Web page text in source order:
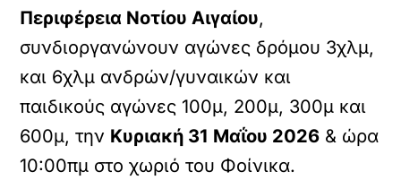
Περιφέρεια Νοτίου Αιγαίου,
συνδιοργανώνουν αγώνες δρόμου 3χλμ,
και 6χλμ ανδρών/γυναικών και
παιδικούς αγώνες 100μ, 200μ, 300μ και
600μ, την Κυριακή 31 Μαΐου 2026 & ώρα
10:00πμ στο χωριό του Φοίνικα.